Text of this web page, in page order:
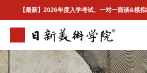
【最新】2026年度入学考试、一对一面谈&模
学院介绍